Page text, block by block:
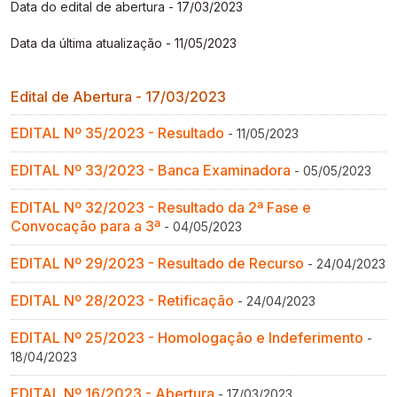
Data do edital de abertura - 17/03/2023
Data da última atualização - 11/05/2023
Edital de Abertura - 17/03/2023
EDITAL Nº 35/2023 - Resultado - 11/05/2023
EDITAL Nº 33/2023 - Banca Examinadora - 05/05/2023
EDITAL Nº 32/2023 - Resultado da 2ª Fase e
Convocação para a 3ª - 04/05/2023
EDITAL Nº 29/2023 - Resultado de Recurso - 24/04/2023
EDITAL Nº 28/2023 - Retificação - 24/04/2023
EDITAL Nº 25/2023 - Homologação e Indeferimento -
18/04/2023
- 17/03/2023
Gestão de Ambientes Promotores de Inovação
Aprendizagem [PDE]
Docência na Educação Infantil [DINF]
Gestão Escolar [GESC]
Gestão de Ambientes Promotores de Inovação
Aprendizagem [PDE]
Docência na Educação Infantil [DINF]
Gestão Escolar [GESC]
Gestão de Ambientes Promotores de Inovação
Aprendizagem [PDE]
Docência na Educação Infantil [DINF]
Gestão Escolar [GESC]
Gestão de Ambientes Promotores de Inovação
Aprendizagem [PDE]
Docência na Educação Infantil [DINF]
Gestão Escolar [GESC]
Gestão de Ambientes Promotores de Inovação
Aprendizagem [PDE]
Docência na Educação Infantil [DINF]
Gestão Escolar [GESC]